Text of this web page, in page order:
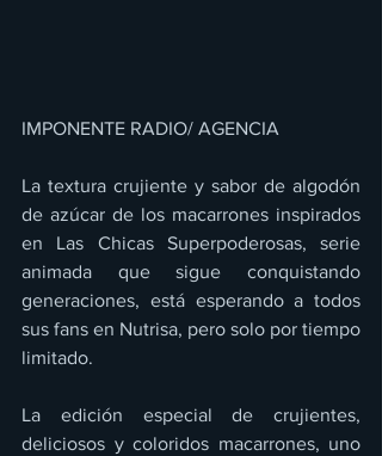
IMPONENTE RADIO/ AGENCIA
La textura crujiente y sabor de algodón
de azúcar de los macarrones inspirados
en Las Chicas Superpoderosas, serie
animada que sigue conquistando
generaciones, está esperando a todos
sus fans en Nutrisa, pero solo por tiempo
limitado.
La edición especial de crujientes,
deliciosos y coloridos macarrones, uno